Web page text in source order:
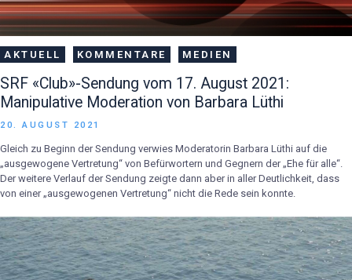
AKTUELL KOMMENTARE MEDIEN
SRF «Club»-Sendung vom 17. August 2021:
Manipulative Moderation von Barbara Lüthi
20. AUGUST 2021
Gleich zu Beginn der Sendung verwies Moderatorin Barbara Lüthi auf die
„ausgewogene Vertretung“ von Befürwortern und Gegnern der „Ehe für alle“.
Der weitere Verlauf der Sendung zeigte dann aber in aller Deutlichkeit, dass
von einer „ausgewogenen Vertretung“ nicht die Rede sein konnte.